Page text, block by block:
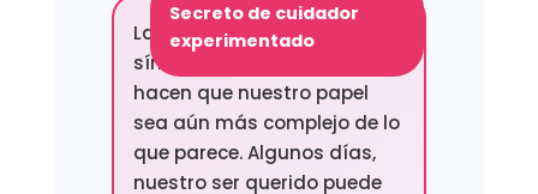
Secreto de cuidador
experimentado
Las fluctuaciones de los
síntomas de la enfermedad
hacen que nuestro papel
sea aún más complejo de lo
que parece. Algunos días,
nuestro ser querido puede